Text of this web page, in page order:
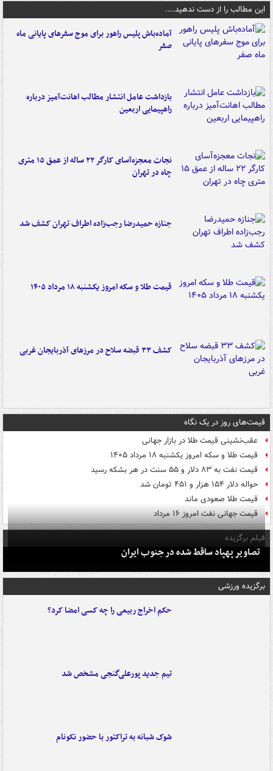
این مطالب را از دست ندهید....
آماده‌باش پلیس راهور برای موج سفرهای پایانی ماه
صفر
بازداشت عامل انتشار مطالب اهانت‌آمیز درباره
راهپیمایی اربعین
نجات معجزه‌آسای کارگر ۲۲ ساله از عمق ۱۵ متری
چاه در تهران
جنازه حمیدرضا رجب‌زاده اطراف تهران کشف شد
قیمت طلا و سکه امروز یکشنبه ۱۸ مرداد ۱۴۰۵
کشف ۳۳ قبضه سلاح در مرزهای آذربایجان غربی
قیمت‌های روز در یک نگاه
عقب‌نشینی قیمت طلا در بازار جهانی
قیمت طلا و سکه امروز یکشنبه ۱۸ مرداد ۱۴۰۵
قیمت نفت به ۸۳ دلار و ۵۵ سنت در هر بشکه رسید
حواله دلار ۱۵۴ هزار و ۴۵۱ تومان شد
قیمت طلا صعودی ماند
قیمت جهانی نفت امروز ۱۶ مرداد
فیلم برگزیده
تصاویر پهپاد ساقط شده در جنوب ایران
برگزیده ورزشی
حکم اخراج ربیعی را چه کسی امضا کرد؟
تیم جدید پورعلی‌گنجی مشخص شد
شوک شبانه به تراکتور با حضور نکونام